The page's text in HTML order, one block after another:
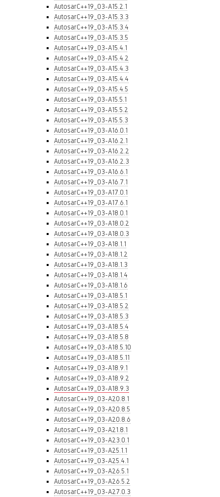
AutosarC++19_03-A15.2.1
AutosarC++19_03-A15.3.3
AutosarC++19_03-A15.3.4
AutosarC++19_03-A15.3.5
AutosarC++19_03-A15.4.1
AutosarC++19_03-A15.4.2
AutosarC++19_03-A15.4.3
AutosarC++19_03-A15.4.4
AutosarC++19_03-A15.4.5
AutosarC++19_03-A15.5.1
AutosarC++19_03-A15.5.2
AutosarC++19_03-A15.5.3
AutosarC++19_03-A16.0.1
AutosarC++19_03-A16.2.1
AutosarC++19_03-A16.2.2
AutosarC++19_03-A16.2.3
AutosarC++19_03-A16.6.1
AutosarC++19_03-A16.7.1
AutosarC++19_03-A17.0.1
AutosarC++19_03-A17.6.1
AutosarC++19_03-A18.0.1
AutosarC++19_03-A18.0.2
AutosarC++19_03-A18.0.3
AutosarC++19_03-A18.1.1
AutosarC++19_03-A18.1.2
AutosarC++19_03-A18.1.3
AutosarC++19_03-A18.1.4
AutosarC++19_03-A18.1.6
AutosarC++19_03-A18.5.1
AutosarC++19_03-A18.5.2
AutosarC++19_03-A18.5.3
AutosarC++19_03-A18.5.4
AutosarC++19_03-A18.5.8
AutosarC++19_03-A18.5.10
AutosarC++19_03-A18.5.11
AutosarC++19_03-A18.9.1
AutosarC++19_03-A18.9.2
AutosarC++19_03-A18.9.3
AutosarC++19_03-A20.8.1
AutosarC++19_03-A20.8.5
AutosarC++19_03-A20.8.6
AutosarC++19_03-A21.8.1
AutosarC++19_03-A23.0.1
AutosarC++19_03-A25.1.1
AutosarC++19_03-A25.4.1
AutosarC++19_03-A26.5.1
AutosarC++19_03-A26.5.2
AutosarC++19_03-A27.0.3